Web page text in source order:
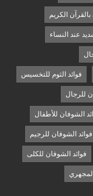
الكريم
عند النساء
فوائد الثوم للتخسيس
للرجال
الشوفان للأطفال
فوائد الشوفان للرجيم
فوائد الشوفان للكلى